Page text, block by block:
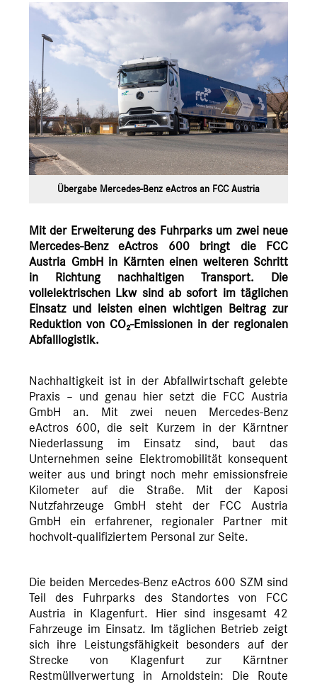
Übergabe Mercedes-Benz eActros an FCC Austria
Mit der Erweiterung des Fuhrparks um zwei neue
Mercedes-Benz eActros 600 bringt die FCC
Austria GmbH in Kärnten einen weiteren Schritt
in Richtung nachhaltigen Transport. Die
vollelektrischen Lkw sind ab sofort im täglichen
Einsatz und leisten einen wichtigen Beitrag zur
Reduktion von CO₂-Emissionen in der regionalen
Abfalllogistik.
Nachhaltigkeit ist in der Abfallwirtschaft gelebte
Praxis – und genau hier setzt die FCC Austria
GmbH an. Mit zwei neuen Mercedes-Benz
eActros 600, die seit Kurzem in der Kärntner
Niederlassung im Einsatz sind, baut das
Unternehmen seine Elektromobilität konsequent
weiter aus und bringt noch mehr emissionsfreie
Kilometer auf die Straße. Mit der Kaposi
Nutzfahrzeuge GmbH steht der FCC Austria
GmbH ein erfahrener, regionaler Partner mit
hochvolt-qualifiziertem Personal zur Seite.
Die beiden Mercedes-Benz eActros 600 SZM sind
Teil des Fuhrparks des Standortes von FCC
Austria in Klagenfurt. Hier sind insgesamt 42
Fahrzeuge im Einsatz. Im täglichen Betrieb zeigt
sich ihre Leistungsfähigkeit besonders auf der
Strecke von Klagenfurt zur Kärntner
Restmüllverwertung in Arnoldstein: Die Route